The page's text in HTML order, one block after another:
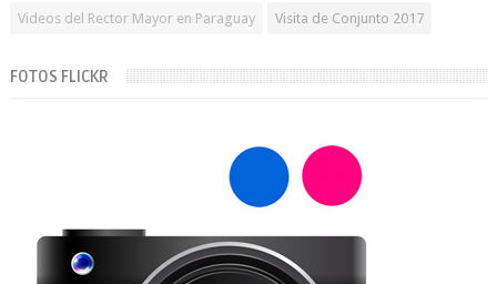
Videos del Rector Mayor en Paraguay Visita de Conjunto 2017
FOTOS FLICKR